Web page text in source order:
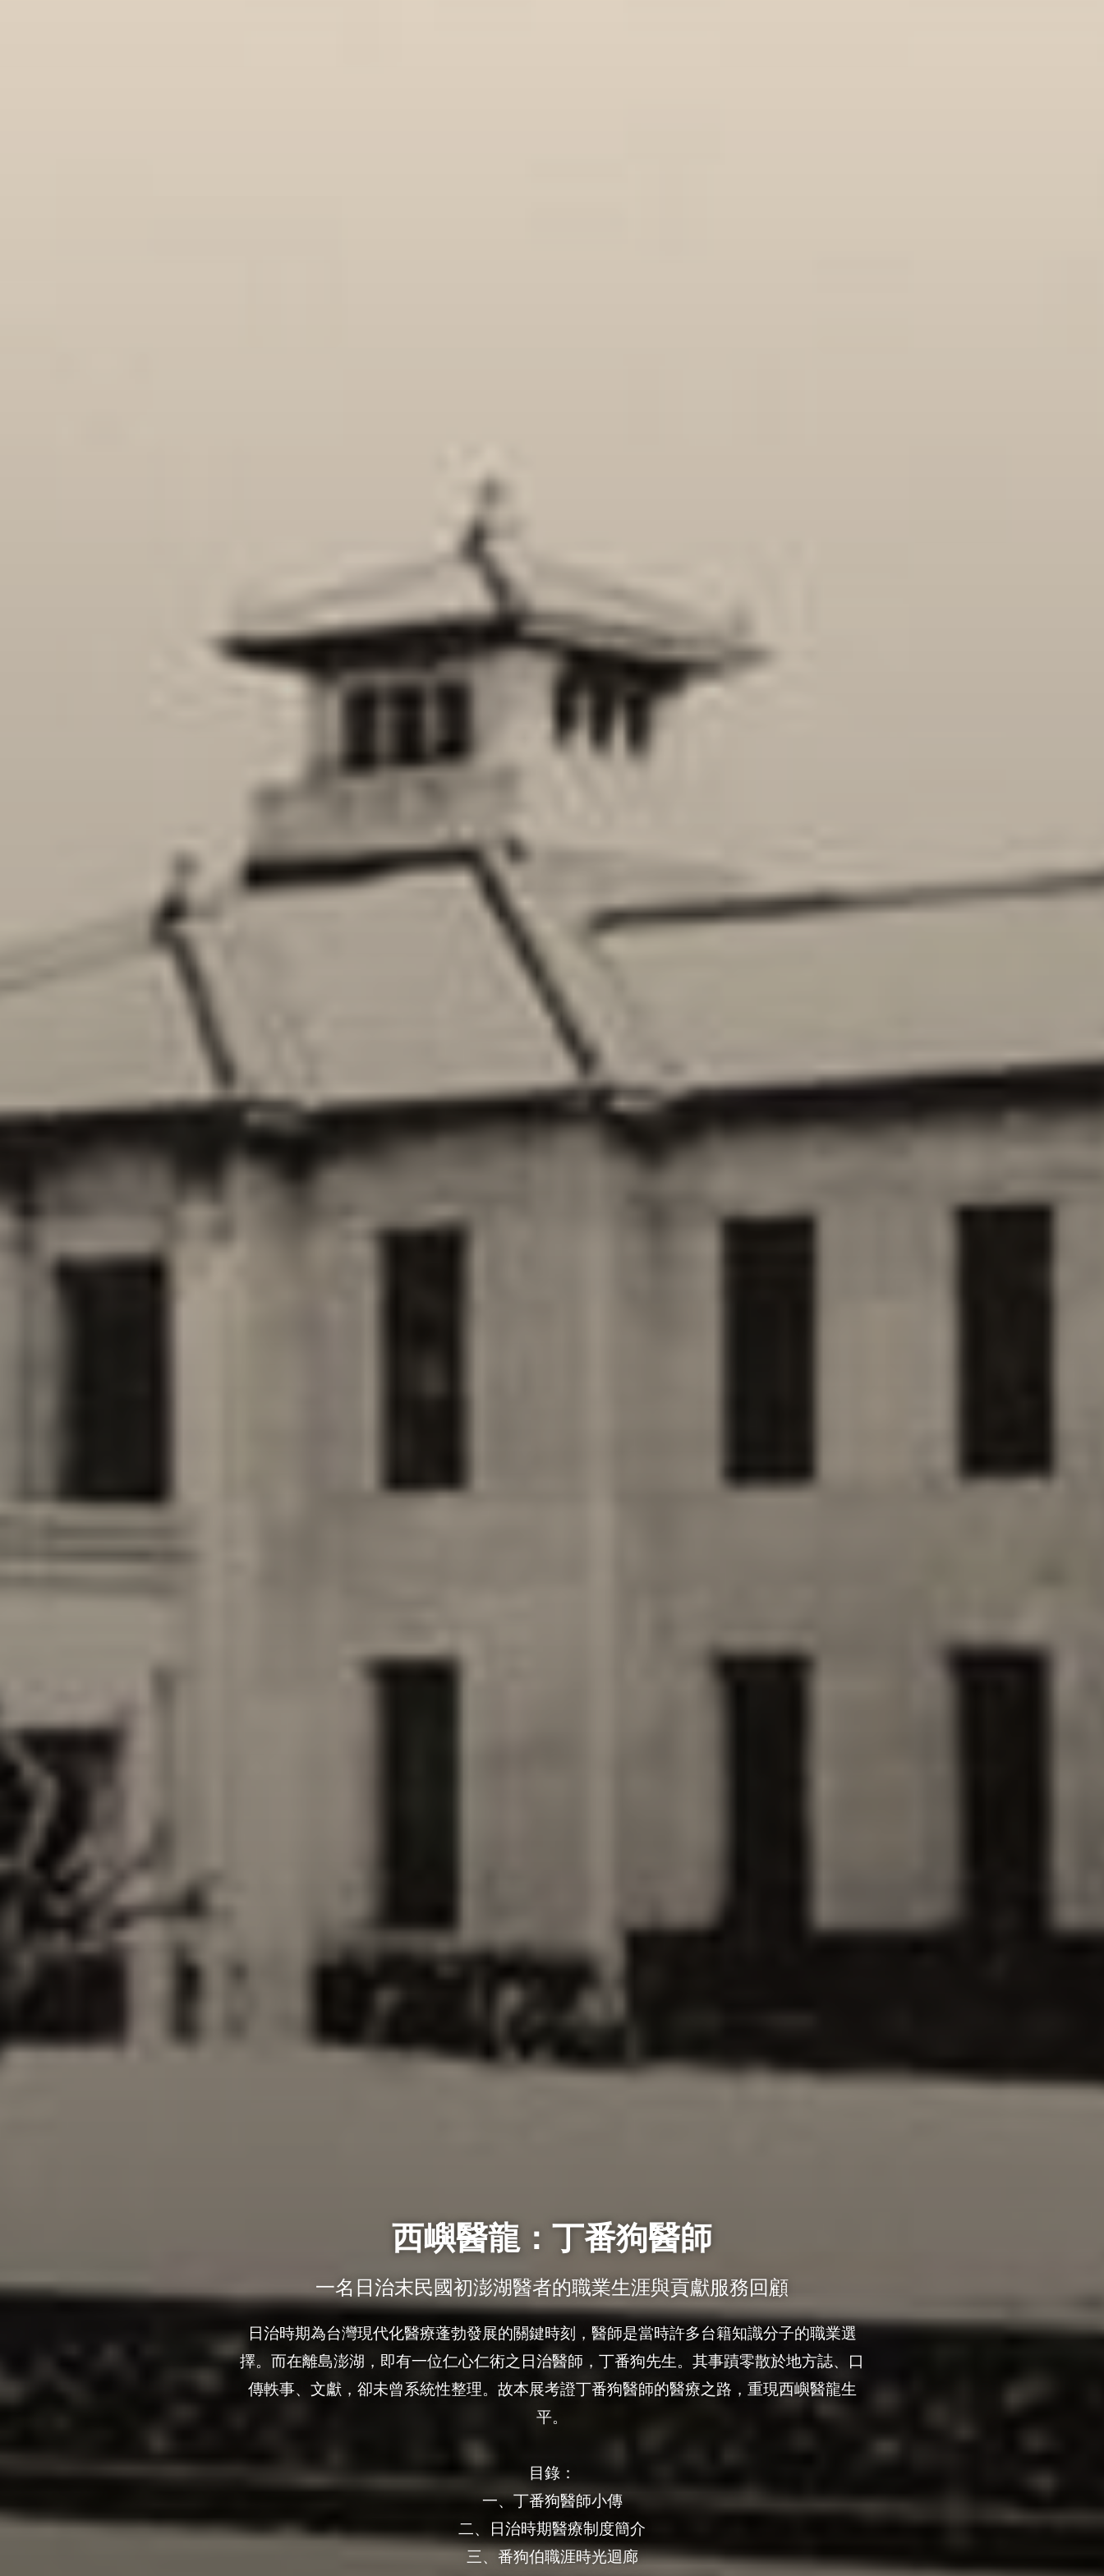
西嶼醫龍：丁番狗醫師
一名日治末民國初澎湖醫者的職業生涯與貢獻服務回顧
日治時期為台灣現代化醫療蓬勃發展的關鍵時刻，醫師是當時許多台籍知識分子的職業選
擇。而在離島澎湖，即有一位仁心仁術之日治醫師，丁番狗先生。其事蹟零散於地方誌、口
傳軼事、文獻，卻未曾系統性整理。故本展考證丁番狗醫師的醫療之路，重現西嶼醫龍生
平。
目錄：
一、丁番狗醫師小傳
二、日治時期醫療制度簡介
三、番狗伯職涯時光迴廊